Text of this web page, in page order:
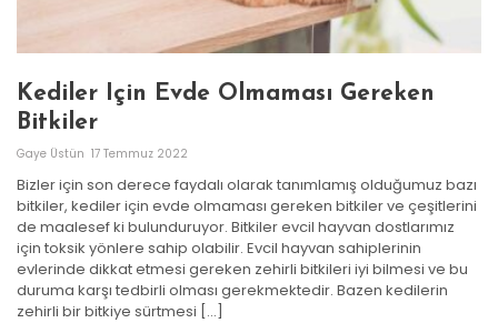
Kediler Için Evde Olmaması Gereken
Bitkiler
Gaye Üstün 17 Temmuz 2022
Bizler için son derece faydalı olarak tanımlamış olduğumuz bazı
bitkiler, kediler için evde olmaması gereken bitkiler ve çeşitlerini
de maalesef ki bulunduruyor. Bitkiler evcil hayvan dostlarımız
için toksik yönlere sahip olabilir. Evcil hayvan sahiplerinin
evlerinde dikkat etmesi gereken zehirli bitkileri iyi bilmesi ve bu
duruma karşı tedbirli olması gerekmektedir. Bazen kedilerin
zehirli bir bitkiye sürtmesi […]